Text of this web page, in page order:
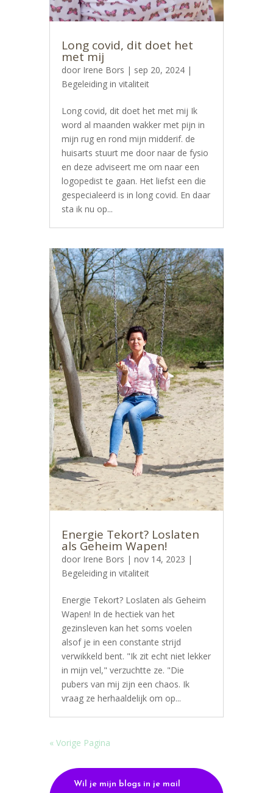
Long covid, dit doet het
met mij
door Irene Bors | sep 20, 2024|
Begeleiding in vitaliteit
Long covid, dit doet het met mij Ik
word al maanden wakker met pijn in
mijn rug en rond mijn midderif. de
huisarts stuurt me door naar de fysio
en deze adviseert me om naar een
logopedist te gaan. Het liefst een die
gespecialeerd is in long covid. En daar
sta ik nu op...
Energie Tekort? Loslaten
als Geheim Wapen!
door Irene Bors | nov 14, 2023 |
Begeleiding in vitaliteit
Energie Tekort? Loslaten als Geheim
Wapen! In de hectiek van het
gezinsleven kan het soms voelen
alsof je in een constante strijd
verwikkeld bent. "Ik zit echt niet lekker
in mijn vel," verzuchtte ze. "Die
pubers van mij zijn een chaos. Ik
vraag ze herhaaldelijk om op...
« Vorige Pagina
Wil je mijn blogs in je mail